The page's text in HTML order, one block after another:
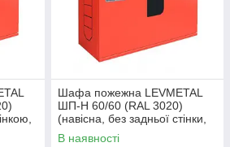
Шафа пожежна LEVMETAL
ШП-Н 60/60 (RAL 3020)
(навісна, без задньої стінки,
червона, 600х600х230 мм)
В наявності